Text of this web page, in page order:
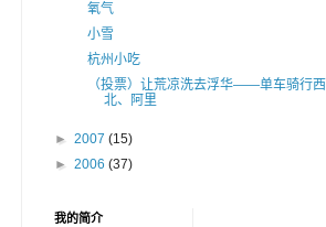
氧气
小雪
杭州小吃
（投票）让荒凉洗去浮华——单车骑行西
北、阿里
► 2007 (15)
► 2006 (37)
我的简介